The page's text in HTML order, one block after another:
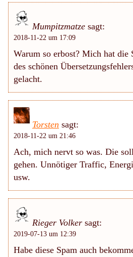
Mumpitzmatze sagt:
2018-11-22 um 17:09
Warum so erbost? Mich hat die
des schönen
gelacht.
Torsten sagt:
2018-11-22 um 21:46
Ach, mich nervt so was. Die
gehen. Unnötiger Traffic,
usw.
Rieger Volker sagt:
2019-07-13 um 12:39
Habe diese Spam auch